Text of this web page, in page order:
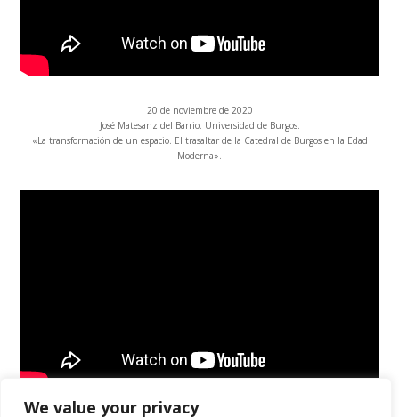
We value your privacy
20 de noviembre de 2020
José Matesanz del Barrio. Universidad de Burgos.
«La transformación de un espacio. El trasaltar de la Catedral de Burgos en la Edad
Moderna».